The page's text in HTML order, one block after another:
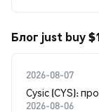
Блог just buy
2026-08-07
Cysic (CYS):
2026-08-06